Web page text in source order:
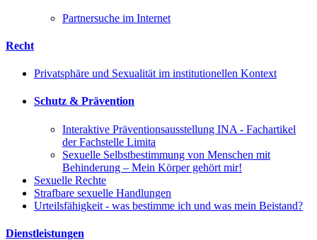
Partnersuche im Internet
Recht
Privatsphäre und Sexualität im institutionellen Kontext
Schutz & Prävention
Interaktive Präventionsausstellung INA - Fachartikel
der Fachstelle Limita
Sexuelle Selbstbestimmung von Menschen mit
Behinderung – Mein Körper gehört mir!
Sexuelle Rechte
Strafbare sexuelle Handlungen
Urteilsfähigkeit - was bestimme ich und was mein Beistand?
Dienstleistungen